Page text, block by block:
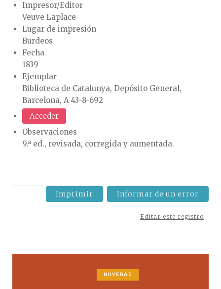
Impresor/Editor
Veuve Laplace
Lugar de impresión
Burdeos
Fecha
1839
Ejemplar
Biblioteca de Catalunya, Depósito General,
Barcelona, A 43-8-692
Acceder
Observaciones
9.ª ed., revisada, corregida y aumentada.
Imprimir Informar de un error
Editar este registro
NOVEDAD